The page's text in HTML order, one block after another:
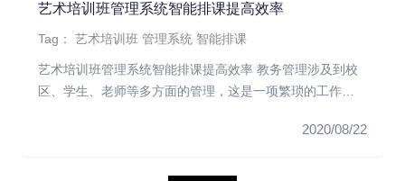
艺术培训班管理系统智能排课提高效率
Tag：艺术培训班 管理系统 智能排课
艺术培训班管理系统智能排课提高效率 教务管理涉及到校
区、学生、老师等多方面的管理，这是一项繁琐的工作，
2020/08/22